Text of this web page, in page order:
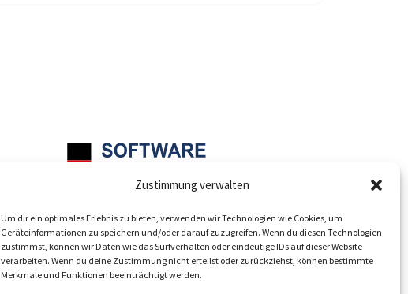
Zustimmung verwalten
Um dir ein optimales Erlebnis zu bieten, verwenden wir Technologien wie Cookies, um
Geräteinformationen zu speichern und/oder darauf zuzugreifen. Wenn du diesen Technologien
zustimmst, können wir Daten wie das Surfverhalten oder eindeutige IDs auf dieser Website
verarbeiten. Wenn du deine Zustimmung nicht erteilst oder zurückziehst, können bestimmte
Merkmale und Funktionen beeinträchtigt werden.
Mit Sitz in Düsseldorf